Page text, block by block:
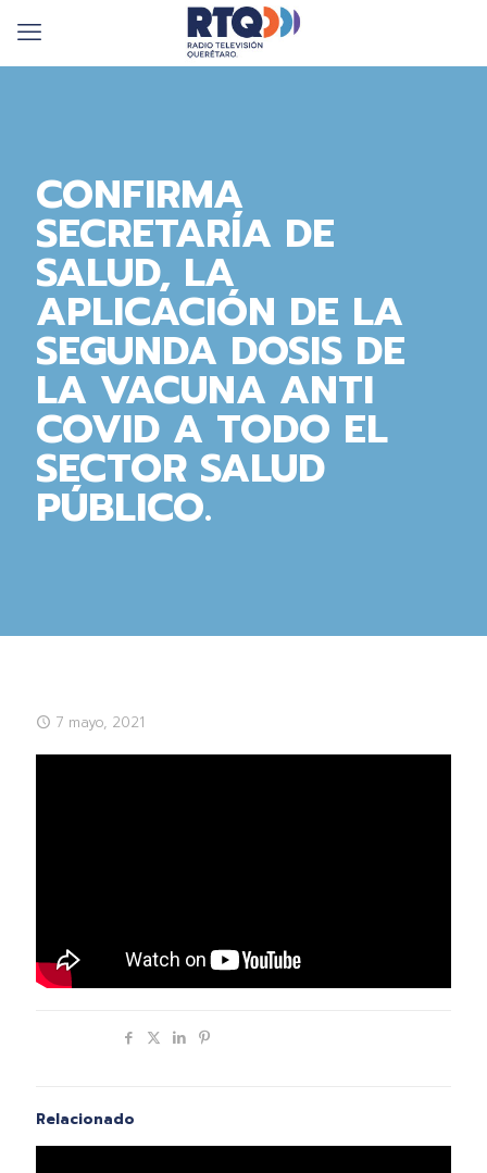
CONFIRMA
SECRETARÍA DE
SALUD, LA
APLICACIÓN DE LA
SEGUNDA DOSIS DE
LA VACUNA ANTI
COVID A TODO EL
SECTOR SALUD
PÚBLICO.
7 mayo, 2021
Relacionado